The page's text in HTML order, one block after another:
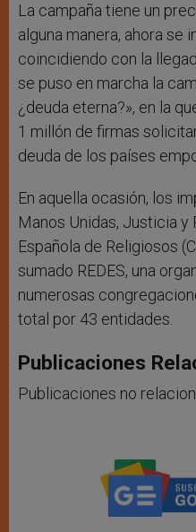
La campaña tiene un
alguna manera, ahora se
coincidiendo con la
se puso en marcha la
¿deuda eterna?», en la
1 millón de firmas
deuda de los países
En aquella ocasión, los
Manos Unidas, Justicia y
Española de Religiosos
sumado REDES, una
numerosas
total por 43 entidades.
Publicaciones
Publicaciones no